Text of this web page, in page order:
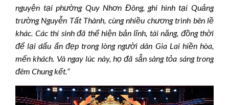
nguyện tại phường Quy Nhơn Đông, ghi hình tại Quảng
trường Nguyễn Tất Thành, cùng nhiều chương trình bên lề
khác. Các thí sinh đã thể hiện bản lĩnh, tài năng, đồng thời
để lại dấu ấn đẹp trong lòng người dân Gia Lai hiền hòa,
mến khách. Và ngay lúc này, họ đã sẵn sàng tỏa sáng trong
đêm Chung kết.”